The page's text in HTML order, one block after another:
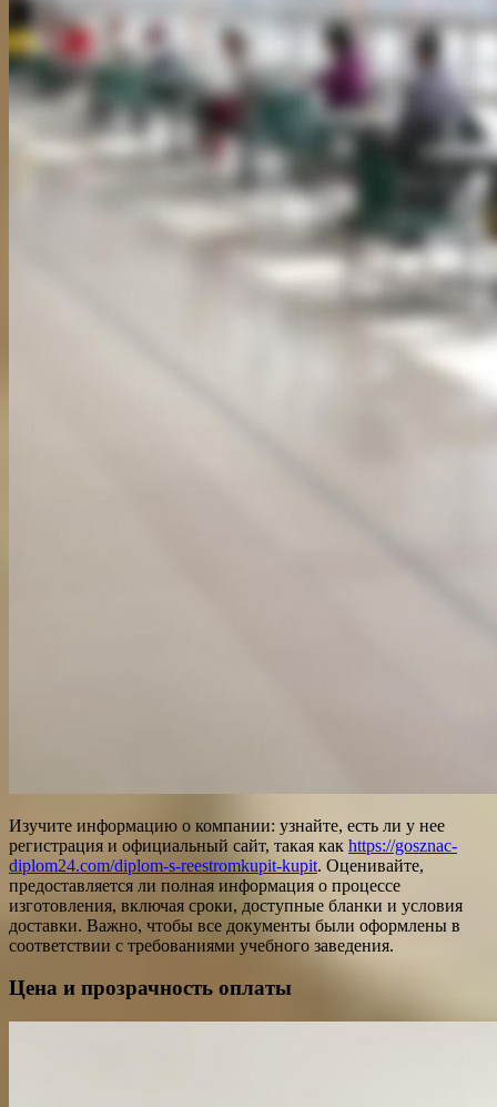
Изучите информацию о компании: узнайте, есть ли у нее
регистрация и официальный сайт, такая как https://gosznac-
diplom24.com/diplom-s-reestromkupit-kupit. Оценивайте,
предоставляется ли полная информация о процессе
изготовления, включая сроки, доступные бланки и условия
доставки. Важно, чтобы все документы были оформлены в
соответствии с требованиями учебного заведения.
Цена и прозрачность оплаты